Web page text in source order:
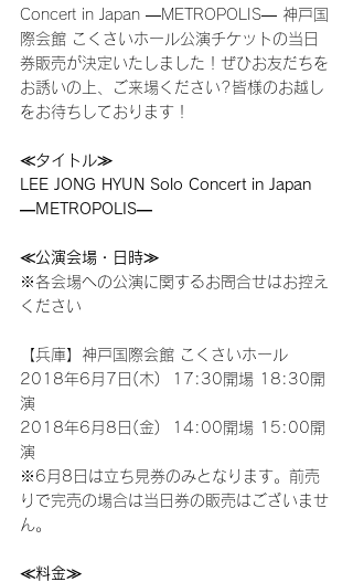
Concert in Japan ―METROPOLIS― 神戸国
際会館 こくさいホール公演チケットの当日
券販売が決定いたしました！ぜひお友だちを
お誘いの上、ご来場ください?皆様のお越し
をお待ちしております！
≪タイトル≫
LEE JONG HYUN Solo Concert in Japan
―METROPOLIS―
≪公演会場・日時≫
※各会場への公演に関するお問合せはお控え
ください
【兵庫】神戸国際会館 こくさいホール
2018年6月7日(木)  17:30開場 18:30開
演
2018年6月8日(金)  14:00開場 15:00開
演
※6月8日は立ち見券のみとなります。前売
りで完売の場合は当日券の販売はございませ
ん。
≪料金≫